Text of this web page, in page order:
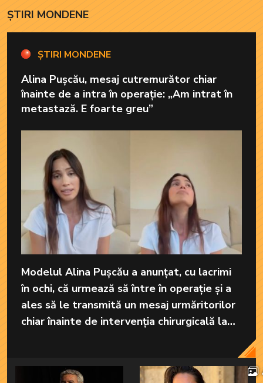
ȘTIRI MONDENE
ȘTIRI MONDENE
Alina Pușcău, mesaj cutremurător chiar
înainte de a intra în operație: „Am intrat în
metastază. E foarte greu”
Modelul Alina Pușcău a anunțat, cu lacrimi
în ochi, că urmează să între în operație și a
ales să le transmită un mesaj urmăritorilor
chiar înainte de intervenția chirurgicală la